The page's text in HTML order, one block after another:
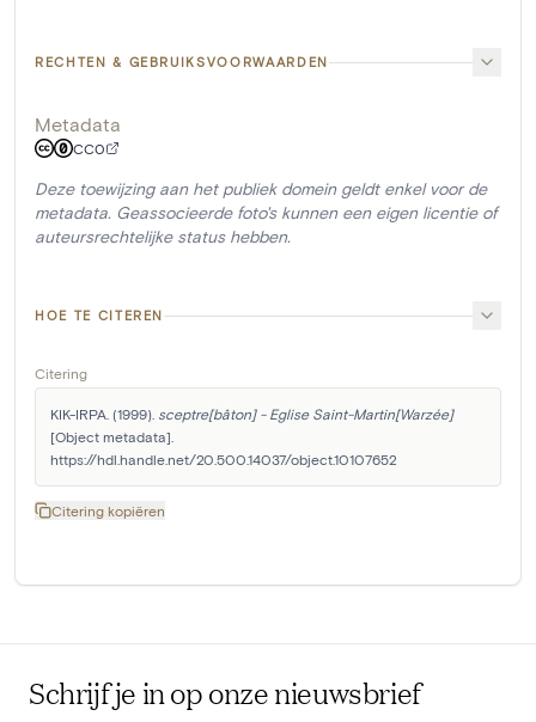
RECHTEN & GEBRUIKSVOORWAARDEN
Metadata
CC0
Deze toewijzing aan het publiek domein geldt enkel voor de
metadata. Geassocieerde foto's kunnen een eigen licentie of
auteursrechtelijke status hebben.
HOE TE CITEREN
Citering
KIK-IRPA. (1999). sceptre[bâton] - Eglise Saint-Martin[Warzée]
[Object metadata].
https://hdl.handle.net/20.500.14037/object.10107652
Citering kopiëren
Schrijf je in op onze nieuwsbrief